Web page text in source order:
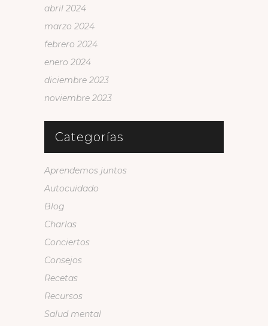
abril 2024
marzo 2024
febrero 2024
enero 2024
diciembre 2023
noviembre 2023
Categorías
Aprendemos juntos
Autocuidado
Blog
Charlas
Conciertos
Consejos
Recetas
Recursos
Salud mental